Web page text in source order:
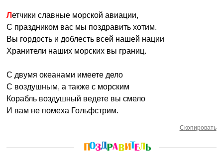
Летчики славные морской авиации,
С праздником вас мы поздравить хотим.
Вы гордость и доблесть всей нашей нации
Хранители наших морских вы границ.
С двумя океанами имеете дело
С воздушным, а также с морским
Корабль воздушный ведете вы смело
И вам не помеха Гольфстрим.
Скопировать